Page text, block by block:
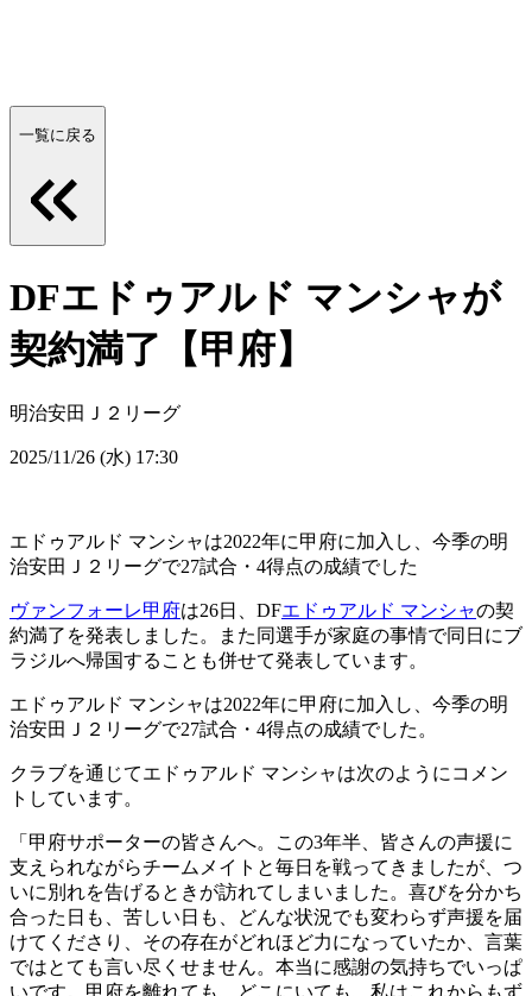
一覧に戻る
DFエドゥアルド マンシャが
契約満了【甲府】
明治安田Ｊ２リーグ
2025/11/26 (水) 17:30
エドゥアルド マンシャは2022年に甲府に加入し、今季の明
治安田Ｊ２リーグで27試合・4得点の成績でした
ヴァンフォーレ甲府は26日、DFエドゥアルド マンシャの契
約満了を発表しました。また同選手が家庭の事情で同日にブ
ラジルへ帰国することも併せて発表しています。
エドゥアルド マンシャは2022年に甲府に加入し、今季の明
治安田Ｊ２リーグで27試合・4得点の成績でした。
クラブを通じてエドゥアルド マンシャは次のようにコメン
トしています。
「甲府サポーターの皆さんへ。この3年半、皆さんの声援に
支えられながらチームメイトと毎日を戦ってきましたが、つ
いに別れを告げるときが訪れてしまいました。喜びを分かち
合った日も、苦しい日も、どんな状況でも変わらず声援を届
けてくださり、その存在がどれほど力になっていたか、言葉
ではとても言い尽くせません。本当に感謝の気持ちでいっぱ